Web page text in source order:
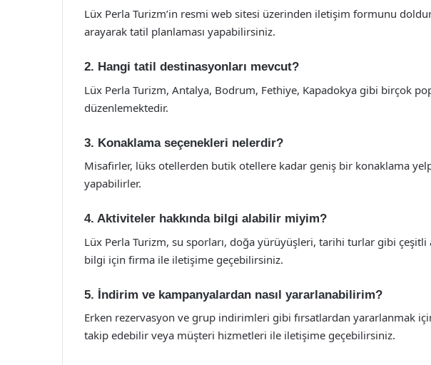
Lüx Perla Turizm’in resmi web sitesi üzerinden iletişim formunu
arayarak tatil planlaması yapabilirsiniz.
2. Hangi tatil destinasyonları mevcut?
Lüx Perla Turizm, Antalya, Bodrum, Fethiye, Kapadokya gibi birçok
düzenlemektedir.
3. Konaklama seçenekleri nelerdir?
Misafirler, lüks otellerden butik otellere kadar geniş bir konaklama
yapabilirler.
4. Aktiviteler hakkında bilgi alabilir miyim?
Lüx Perla Turizm, su sporları, doğa yürüyüşleri, tarihi turlar gibi çeşitli
bilgi için firma ile iletişime geçebilirsiniz.
5. İndirim ve kampanyalardan nasıl yararlanabilirim?
Erken rezervasyon ve grup indirimleri gibi fırsatlardan yararlanmak
takip edebilir veya müşteri hizmetleri ile iletişime geçebilirsiniz.